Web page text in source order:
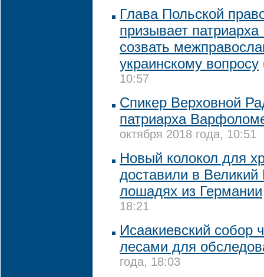
Глава Польской
призывает
созвать
украинскому вопросу
10:57
Спикер Верховной
патриарха
октября 2018 года, 10:51
Новый колокол для
доставили в Великий
лошадях из Германии
18:21
Исаакиевский собор
лесами для
года, 18:03